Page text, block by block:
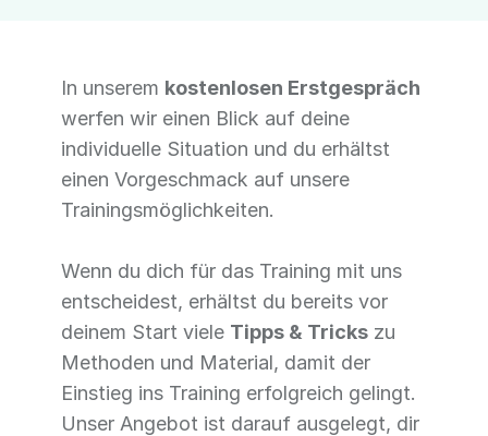
In unserem kostenlosen Erstgespräch
werfen wir einen Blick auf deine
individuelle Situation und du erhältst
einen Vorgeschmack auf unsere
Trainingsmöglichkeiten.
Wenn du dich für das Training mit uns
entscheidest, erhältst du bereits vor
deinem Start viele Tipps & Tricks zu
Methoden und Material, damit der
Einstieg ins Training erfolgreich gelingt.
Unser Angebot ist darauf ausgelegt, dir